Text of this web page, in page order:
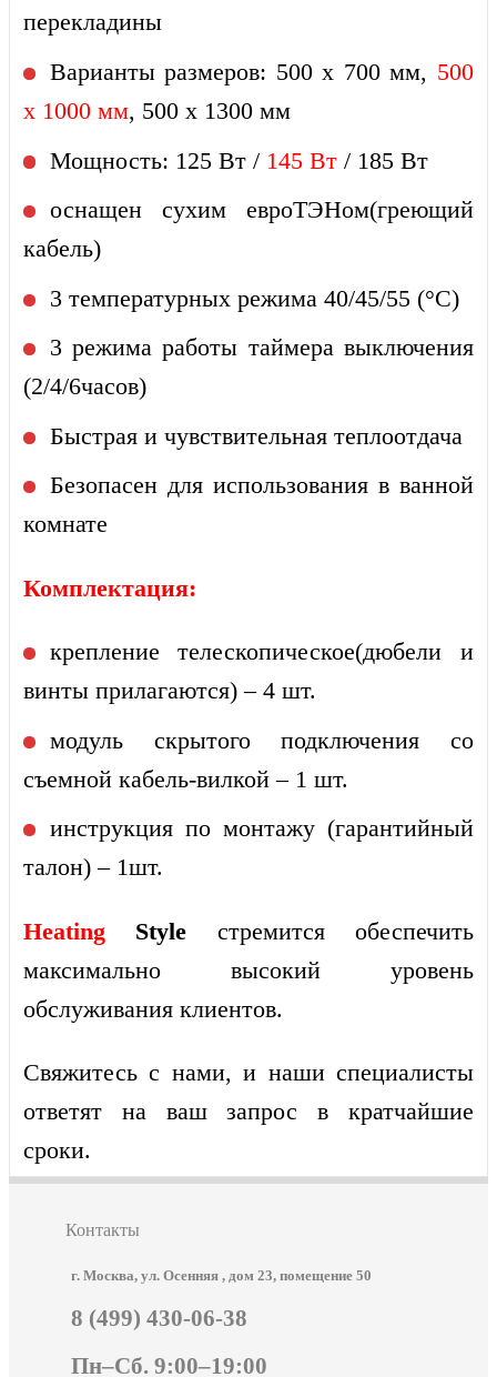
перекладины
Варианты размеров: 500 x 700 мм, 500
x 1000 мм, 500 x 1300 мм
Мощность: 125 Вт / 145 Вт/ 185 Вт
оснащен сухим евроТЭНом(греющий
кабель)
3 температурных режима 40/45/55 (°C)
3 режима работы таймера выключения
(2/4/6часов)
Быстрая и чувствительная теплоотдача
Безопасен для использования в ванной
комнате
Комплектация:
крепление телескопическое(дюбели и
винты прилагаются) – 4 шт.
модуль скрытого подключения со
съемной кабель-вилкой – 1 шт.
инструкция по монтажу (гарантийный
талон) – 1шт.
Heating Style стремится обеспечить
максимально высокий уровень
обслуживания клиентов.
Свяжитесь с нами, и наши специалисты
ответят на ваш запрос в кратчайшие
сроки.
Контакты
г. Москва, ул. Осенняя , дом 23, помещение 50
8 (499) 430-06-38
Пн–Сб. 9:00–19:00